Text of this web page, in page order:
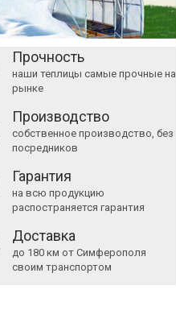
Прочность
наши теплицы самые прочные на
рынке
Производство
собственное производство, без
посредников
Гарантия
на всю продукцию
распостраняется гарантия
Доставка
до 180 км от Симферополя
своим транспортом